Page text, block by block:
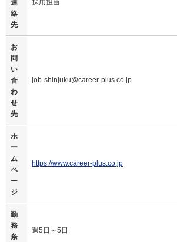
連
絡
先
採用担当
お
問
い
合
わ
せ
先
job-shinjuku@career-plus.co.jp
ホ
ー
ム
ペ
ー
ジ
https://www.career-plus.co.jp
勤
務
条
週5日～5日